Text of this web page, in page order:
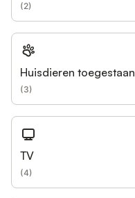
(2)
Huisdieren toegestaan
(3)
TV
(4)